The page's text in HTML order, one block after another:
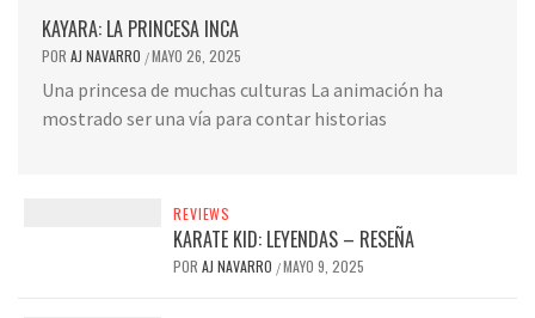
KAYARA: LA PRINCESA INCA
POR AJ NAVARRO /MAYO 26, 2025
Una princesa de muchas culturas La animación ha
mostrado ser una vía para contar historias
REVIEWS
KARATE KID: LEYENDAS – RESEÑA
POR AJ NAVARRO /MAYO 9, 2025